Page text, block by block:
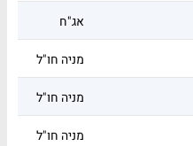
אג"ח
מניה חו"ל
מניה חו"ל
מניה חו"ל